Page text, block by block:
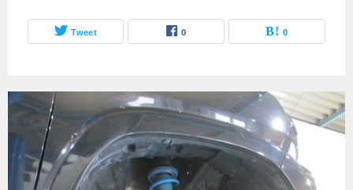
Tweet 0 0